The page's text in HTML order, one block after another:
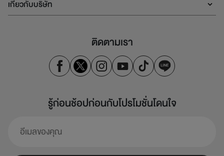
เกี่ยวกับบริษัท
ติดตามเรา
รู้ก่อนช้อปก่อนกับโปรโมชั่นโดนใจ